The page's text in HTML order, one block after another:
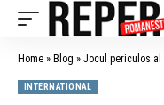
Home » Blog » Jocul periculos al lui Putin,
INTERNATIONAL